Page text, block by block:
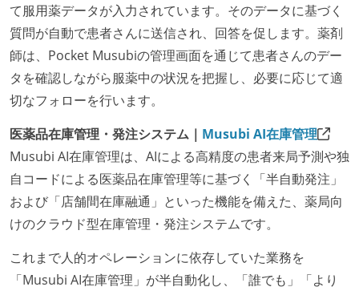
て服用薬データが入力されています。そのデータに基づく
質問が自動で患者さんに送信され、回答を促します。薬剤
師は、Pocket Musubiの管理画面を通じて患者さんのデー
タを確認しながら服薬中の状況を把握し、必要に応じて適
切なフォローを行います。
医薬品在庫管理・発注システム｜ Musubi AI在庫管理
Musubi AI在庫管理は、AIによる高精度の患者来局予測や独
自コードによる医薬品在庫管理等に基づく「半自動発注」
および「店舗間在庫融通」といった機能を備えた、薬局向
けのクラウド型在庫管理・発注システムです。
これまで人的オペレーションに依存していた業務を
「Musubi AI在庫管理」が半自動化し、「誰でも」「より